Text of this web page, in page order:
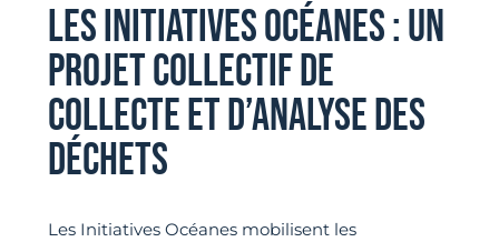
LES INITIATIVES OCÉANES : UN
PROJET COLLECTIF DE
COLLECTE ET D’ANALYSE DES
DÉCHETS
Les Initiatives Océanes mobilisent les